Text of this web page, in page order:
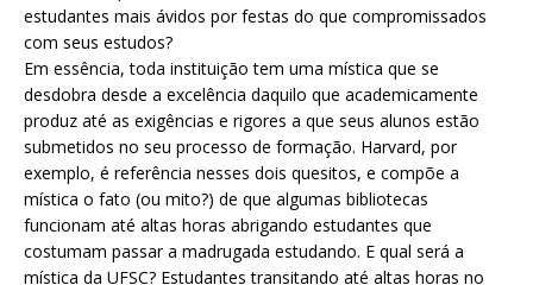
estudantes mais ávidos por festas do que compromissados
com seus estudos?
Em essência, toda instituição tem uma mística que se
desdobra desde a excelência daquilo que academicamente
produz até as exigências e rigores a que seus alunos estão
submetidos no seu processo de formação. Harvard, por
exemplo, é referência nesses dois quesitos, e compõe a
mística o fato (ou mito?) de que algumas bibliotecas
funcionam até altas horas abrigando estudantes que
costumam passar a madrugada estudando. E qual será a
mística da UFSC? Estudantes transitando até altas horas no